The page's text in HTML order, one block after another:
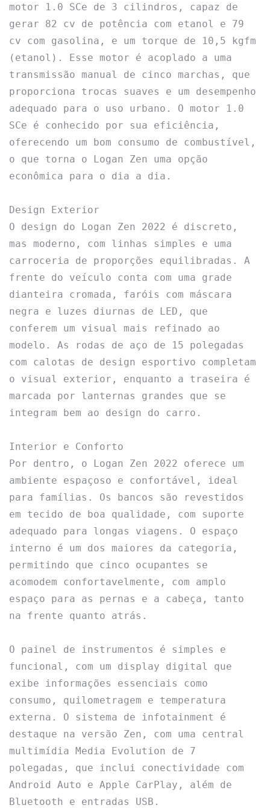
motor 1.0 SCe de 3 cilindros, capaz de
gerar 82 cv de potência com etanol e 79
cv com gasolina, e um torque de 10,5 kgfm
(etanol). Esse motor é acoplado a uma
transmissão manual de cinco marchas, que
proporciona trocas suaves e um desempenho
adequado para o uso urbano. O motor 1.0
SCe é conhecido por sua eficiência,
oferecendo um bom consumo de combustível,
o que torna o Logan Zen uma opção
econômica para o dia a dia.
Design Exterior
O design do Logan Zen 2022 é discreto,
mas moderno, com linhas simples e uma
carroceria de proporções equilibradas. A
frente do veículo conta com uma grade
dianteira cromada, faróis com máscara
negra e luzes diurnas de LED, que
conferem um visual mais refinado ao
modelo. As rodas de aço de 15 polegadas
com calotas de design esportivo completam
o visual exterior, enquanto a traseira é
marcada por lanternas grandes que se
integram bem ao design do carro.
Interior e Conforto
Por dentro, o Logan Zen 2022 oferece um
ambiente espaçoso e confortável, ideal
para famílias. Os bancos são revestidos
em tecido de boa qualidade, com suporte
adequado para longas viagens. O espaço
interno é um dos maiores da categoria,
permitindo que cinco ocupantes se
acomodem confortavelmente, com amplo
espaço para as pernas e a cabeça, tanto
na frente quanto atrás.
O painel de instrumentos é simples e
funcional, com um display digital que
exibe informações essenciais como
consumo, quilometragem e temperatura
externa. O sistema de infotainment é
destaque na versão Zen, com uma central
multimídia Media Evolution de 7
polegadas, que inclui conectividade com
Android Auto e Apple CarPlay, além de
Bluetooth e entradas USB.